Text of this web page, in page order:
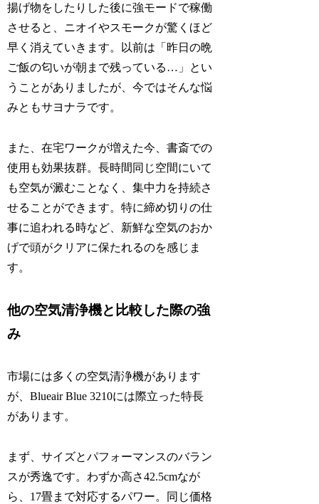
揚げ物をしたりした後に強モードで稼働
させると、ニオイやスモークが驚くほど
早く消えていきます。以前は「昨日の晩
ご飯の匂いが朝まで残っている…」とい
うことがありましたが、今ではそんな悩
みともサヨナラです。
また、在宅ワークが増えた今、書斎での
使用も効果抜群。長時間同じ空間にいて
も空気が澱むことなく、集中力を持続さ
せることができます。特に締め切りの仕
事に追われる時など、新鮮な空気のおか
げで頭がクリアに保たれるのを感じま
す。
他の空気清浄機と比較した際の強
み
市場には多くの空気清浄機があります
が、Blueair Blue 3210には際立った特長
があります。
まず、サイズとパフォーマンスのバラン
スが秀逸です。わずか高さ42.5cmなが
ら、17畳まで対応するパワー。同じ価格